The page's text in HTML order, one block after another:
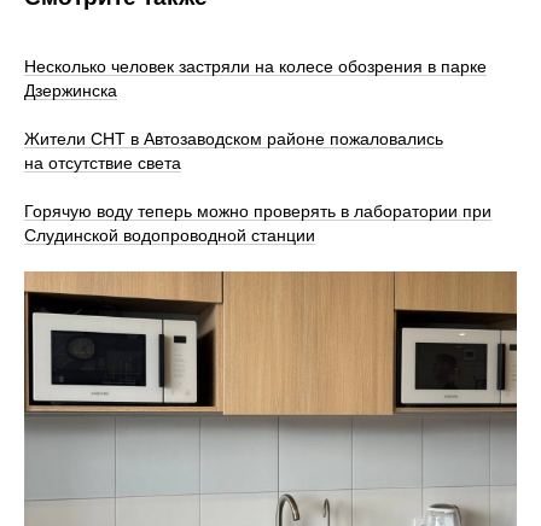
Несколько человек застряли на колесе обозрения в парке
Дзержинска
Жители СНТ в Автозаводском районе пожаловались
на отсутствие света
Горячую воду теперь можно проверять в лаборатории при
Слудинской водопроводной станции